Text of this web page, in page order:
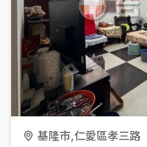
基隆市,仁愛區孝三路